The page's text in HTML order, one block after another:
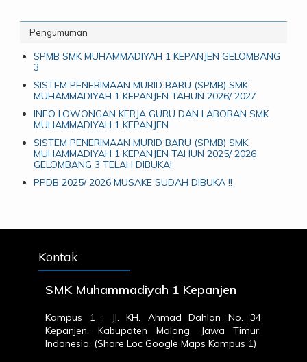
Pengumuman
SPMB SMK MUHAMMADIYAH 1 KEPANJEN GELOMBANG
3
SISTEM PENERIMAAN MURID BARU (SPMB) SMK
MUHAMMADIYAH 1 KEPANJEN TAHUN 2026/ 2027
INFO LOWONGAN KERJA GURU DAN LABORAN SMK
MUHAMMADIYAH 1 KEPANJEN
SISTEM PENERIMAAN MURID BARU (SPMB) SMK
MUHAMMADIYAH 1 KEPANJEN TAHUN 2025/ 2026
GELOMBANG 3 TELAH DIBUKA!
PPDB 2025/ 2026 MUSAKE SUDAH DIBUKA !!
Kontak
SMK Muhammadiyah 1 Kepanjen
Kampus 1 : Jl. KH. Ahmad Dahlan No. 34
Kepanjen, Kabupaten Malang, Jawa Timur,
Indonesia. (Share Loc Google Maps Kampus 1)